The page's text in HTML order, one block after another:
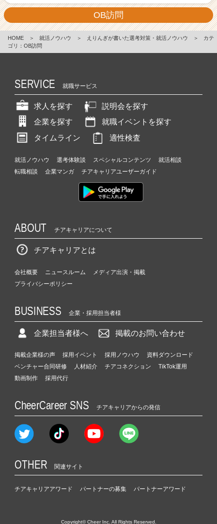
OB訪問
HOME ＞ 就活ノウハウ ＞ えりんぎが書いた選考対策・就活ノウハウ ＞
カテ
ゴリ：OB訪問
SERVICE 就職サービス
求人を探す
説明会を探す
企業を探す
就職イベントを探す
タイムライン
適性検査
就活ノウハウ 選考体験談 スペシャルコンテンツ
就活相談
転職相談
企業マンガ チアキャリアユーザーガイド
ABOUT チアキャリアについて
チアキャリアとは
会社概要 ニュースルーム
メディア出演・掲載
プライバシーポリシー
BUSINESS 企業・採用担当者様
企業担当者様へ 掲載のお問い合わせ
掲載企業様の声 採用イベント 採用ノウハウ
資料ダウンロード
ベンチャー合同研修
人材紹介 チアコネクション
TikTok運用
動画制作
採用代行
CheerCareer SNS チアキャリアからの発信
OTHER 関連サイト
チアキャリアアワード パートナーの募集 パートナーアワード
Copyright© Cheer Inc. All Rights Reserved.